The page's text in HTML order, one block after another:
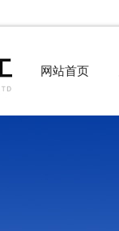
网站首页